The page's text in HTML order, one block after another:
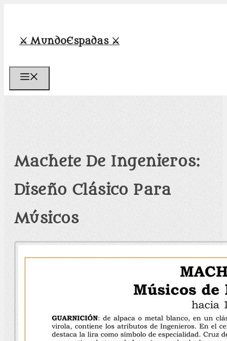
contenido
⚔️ MundoEspadas ⚔️
Machete De Ingenieros:
Diseño Clásico Para
Músicos